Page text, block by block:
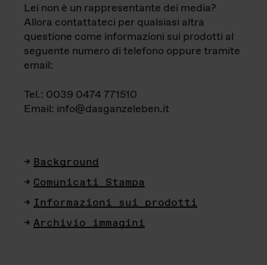
Lei non è un rappresentante dei media?
Allora contattateci per qualsiasi altra
questione come informazioni sui prodotti al
seguente numero di telefono oppure tramite
email:
Tel.: 0039 0474 771510
Email: info@dasganzeleben.it
Background
Comunicati Stampa
Informazioni sui prodotti
Archivio immagini